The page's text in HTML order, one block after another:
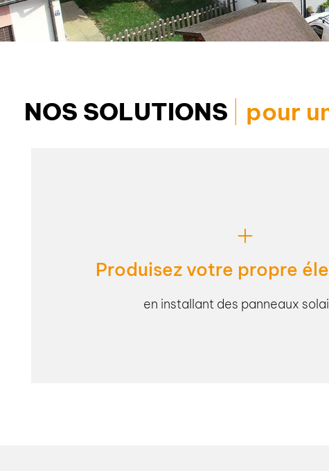
NOS SOLUTIONS pour
Produisez votre propre
en installant des panneaux